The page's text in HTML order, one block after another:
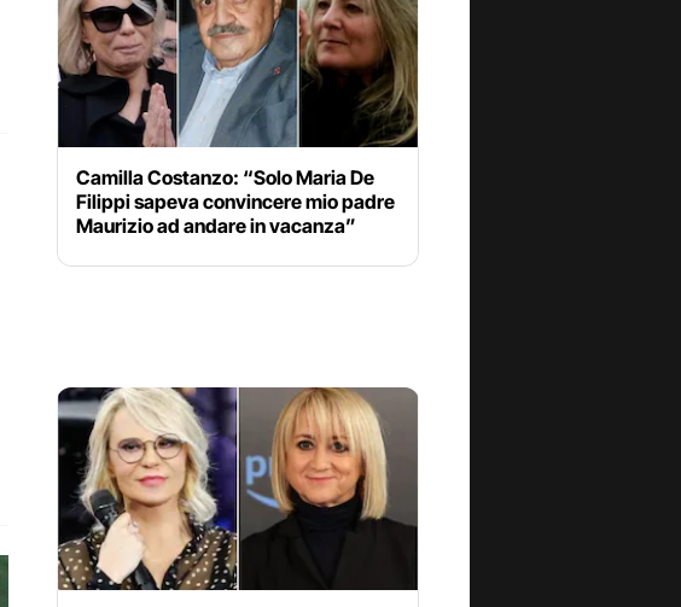
Camilla Costanzo: “Solo Maria De
Filippi sapeva convincere mio padre
Maurizio ad andare in vacanza”